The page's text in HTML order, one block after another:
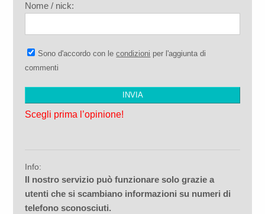
Nome / nick:
Sono d'accordo con lecondizioni per l'aggiunta di
commenti
Scegli prima l’opinione!
Info:
Il nostro servizio può funzionare solo grazie a
utenti che si scambiano informazioni su numeri di
telefono sconosciuti.